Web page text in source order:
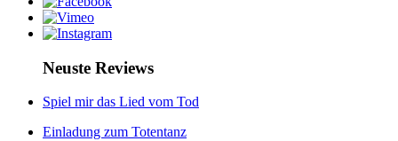
Neuste Reviews
Spiel mir das Lied vom Tod
Einladung zum Totentanz